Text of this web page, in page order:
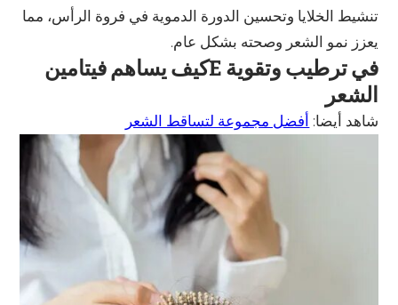
تنشيط الخلايا وتحسين الدورة الدموية في فروة الرأس، مما
يعزز نمو الشعر وصحته بشكل عام.
كيف يساهم فيتامينE في ترطيب وتقوية
الشعر
شاهد أيضا: أفضل مجموعة لتساقط الشعر